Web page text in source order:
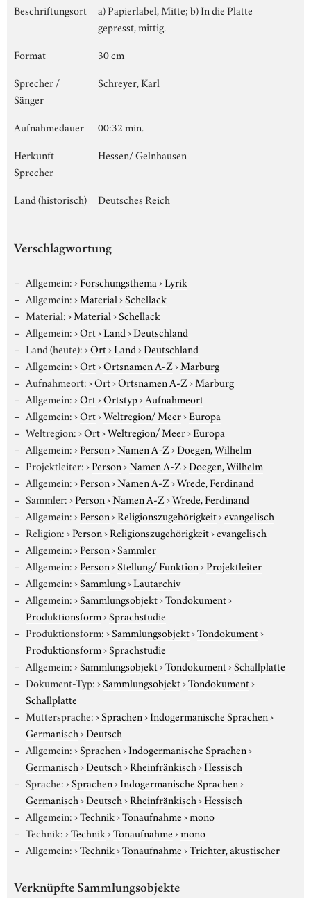
Beschriftungsort
a) Papierlabel, Mitte; b) In die Platte
gepresst, mittig.
Format
30 cm
Sprecher /
Sänger
Schreyer, Karl
Aufnahmedauer
00:32 min.
Herkunft
Sprecher
Hessen/ Gelnhausen
Land (historisch) Deutsches Reich
Verschlagwortung
Allgemein:›Forschungsthema›Lyrik
Allgemein:›Material›Schellack
Material:›Material›Schellack
Allgemein:›Ort›Land›Deutschland
Land (heute):›Ort›Land›Deutschland
Allgemein:›Ort›Ortsnamen A-Z›Marburg
Aufnahmeort:›Ort›Ortsnamen A-Z›Marburg
Allgemein:›Ort›Ortstyp›Aufnahmeort
Allgemein:›Ort›Weltregion/ Meer›Europa
Weltregion:›Ort›Weltregion/ Meer›Europa
Allgemein:›Person›Namen A-Z›Doegen, Wilhelm
Projektleiter:›Person›Namen A-Z›Doegen, Wilhelm
Allgemein:›Person›Namen A-Z›Wrede, Ferdinand
Sammler:›Person›Namen A-Z›Wrede, Ferdinand
Allgemein:›Person›Religionszugehörigkeit›evangelisch
Religion:›Person›Religionszugehörigkeit›evangelisch
Allgemein:›Person›Sammler
Allgemein:›Person›Stellung/ Funktion›Projektleiter
Allgemein:›Sammlung›Lautarchiv
Allgemein:›Sammlungsobjekt›Tondokument›
Produktionsform›Sprachstudie
Produktionsform:›Sammlungsobjekt›Tondokument›
Produktionsform›Sprachstudie
Allgemein:›Sammlungsobjekt›Tondokument›Schallplatte
Dokument-Typ:›Sammlungsobjekt›Tondokument›
Schallplatte
Muttersprache:›Sprachen›Indogermanische Sprachen›
Germanisch›Deutsch
Allgemein:›Sprachen›Indogermanische Sprachen›
Germanisch›Deutsch›Rheinfränkisch›Hessisch
Sprache:›Sprachen›Indogermanische Sprachen›
Germanisch›Deutsch›Rheinfränkisch›Hessisch
Allgemein:›Technik›Tonaufnahme›mono
Technik:›Technik›Tonaufnahme›mono
Allgemein:›Technik›Tonaufnahme›Trichter, akustischer
Verknüpfte Sammlungsobjekte